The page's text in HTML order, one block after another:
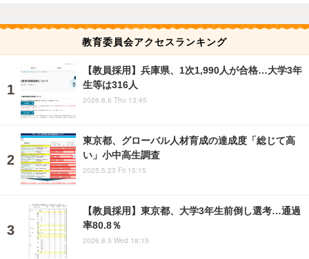
教育委員会アクセスランキング
【教員採用】兵庫県、1次1,990人が合格…大学3年
生等は316人
2026.8.6 Thu 13:45
東京都、グローバル人材育成の達成度「総じて高
い」小中高生調査
2025.5.23 Fri 15:15
【教員採用】東京都、大学3年生前倒し選考…通過
率80.8％
2026.8.5 Wed 18:15